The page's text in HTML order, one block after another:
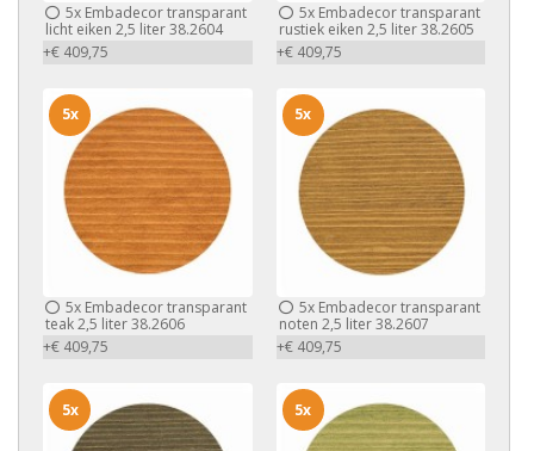
5x Embadecor transparant
licht eiken 2,5 liter 38.2604
+€ 409,75
5xEmbadecor transparant
rustiek eiken 2,5 liter 38.2605
+€ 409,75
5x Embadecor transparant
teak 2,5 liter 38.2606
+€ 409,75
5x
5xEmbadecor transparant
noten 2,5 liter 38.2607
+€ 409,75
5x
5x 5x